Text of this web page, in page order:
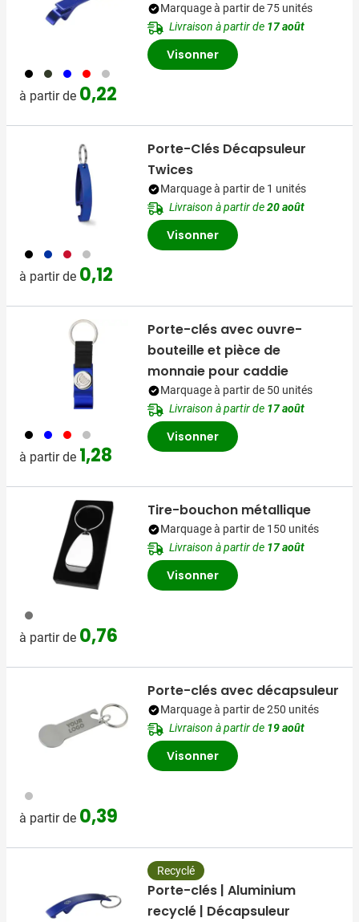
001 004 005 008 032
à partir de 0,22
Marquage à partir de 75 unités
Livraison à partir de 17 août
Visonner
001 005 008 032
à partir de 0,12
Porte-Clés Décapsuleur
Twices
Marquage à partir de 1 unités
Livraison à partir de20 août
Visonner
001 005 008 032
à partir de 1,28
Porte-clés avec ouvre-
bouteille et pièce de
monnaie pour caddie
Marquage à partir de 50 unités
Livraison à partir de 17 août
Visonner
032
à partir de 0,76
Tire-bouchon métallique
Marquage à partir de 150 unités
Livraison à partir de 17 août
Visonner
032
à partir de 0,39
Porte-clés avec décapsuleur
Marquage à partir de 250 unités
Livraison à partir de 19 août
Visonner
Recyclé
Porte-clés | Aluminium
recyclé | Décapsuleur